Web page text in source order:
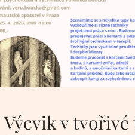
Výcvik v